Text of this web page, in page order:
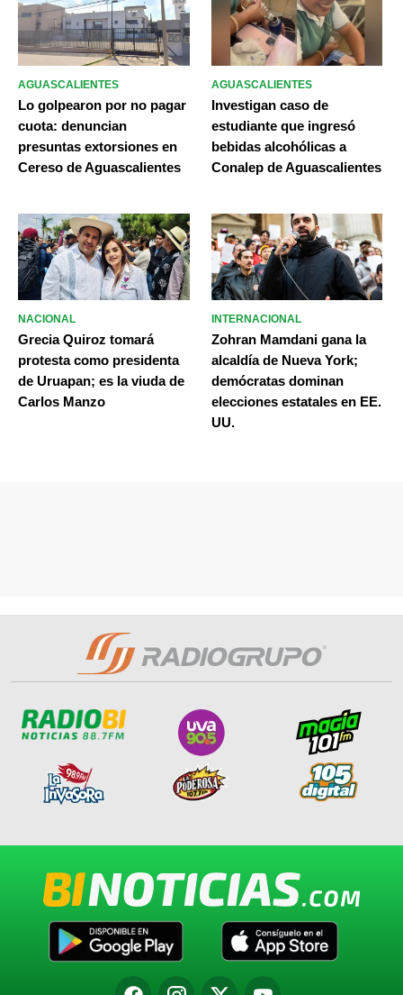
AGUASCALIENTES
Lo golpearon por no pagar
cuota: denuncian
presuntas extorsiones en
Cereso de Aguascalientes
AGUASCALIENTES
Investigan caso de
estudiante que ingresó
bebidas alcohólicas a
Conalep de Aguascalientes
NACIONAL
Grecia Quiroz tomará
protesta como presidenta
de Uruapan; es la viuda de
Carlos Manzo
INTERNACIONAL
Zohran Mamdani gana la
alcaldía de Nueva York;
demócratas dominan
elecciones estatales en EE.
UU.